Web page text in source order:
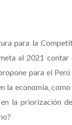
para la
al 2021 contar
para el
la economía,
la priorización